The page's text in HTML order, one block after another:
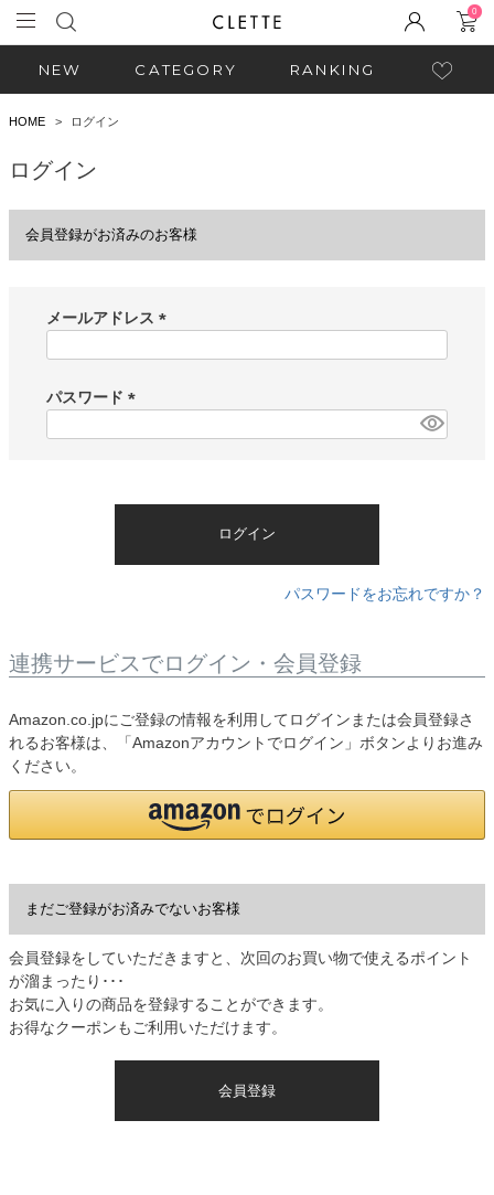
0
NEW CATEGORY RANKING
HOME ログイン
ログイン
会員登録がお済みのお客様
メールアドレス
)
パスワード
ログイン
パスワードをお忘れですか？
連携サービスでログイン・会員登録
Amazon.co.jpにご登録の情報を利用してログインまたは会員登録さ
れるお客様は、「Amazonアカウントでログイン」ボタンよりお進み
ください。
まだご登録がお済みでないお客様
会員登録をしていただきますと、次回のお買い物で使えるポイント
が溜まったり･･･
お気に入りの商品を登録することができます。
お得なクーポンもご利用いただけます。
会員登録